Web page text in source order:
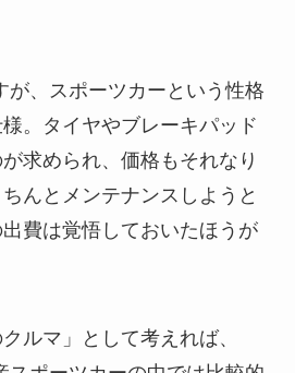
が、スポーツカーという性格
様。タイヤやブレーキパッド
求められ、価格もそれなり
んとメンテナンスしようと
費は覚悟しておいたほうが
ルマ」として考えれば、